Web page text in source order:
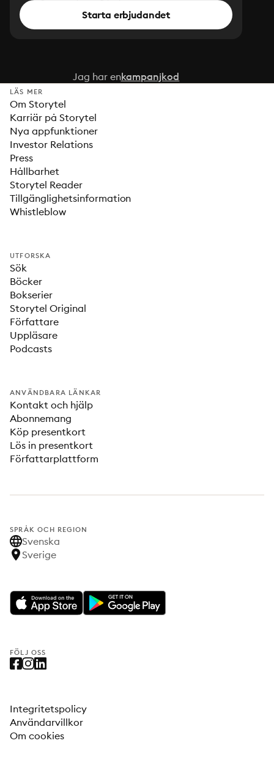
Starta erbjudandet
Jag har enkampanjkod
LÄS MER
Om Storytel
Karriär på Storytel
Nya appfunktioner
Investor Relations
Press
Hållbarhet
Storytel Reader
Tillgänglighetsinformation
Whistleblow
UTFORSKA
Sök
Böcker
Bokserier
Storytel Original
Författare
Uppläsare
Podcasts
ANVÄNDBARA LÄNKAR
Kontakt och hjälp
Abonnemang
Köp presentkort
Lös in presentkort
Författarplattform
SPRÅK OCH REGION
Svenska
Sverige
FÖLJ OSS
Integritetspolicy
Användarvillkor
Om cookies